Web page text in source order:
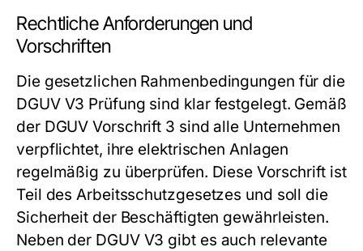
Rechtliche Anforderungen und
Vorschriften
Die gesetzlichen Rahmenbedingungen für die
DGUV V3 Prüfung sind klar festgelegt. Gemäß
der DGUV Vorschrift 3 sind alle Unternehmen
verpflichtet, ihre elektrischen Anlagen
regelmäßig zu überprüfen. Diese Vorschrift ist
Teil des Arbeitsschutzgesetzes und soll die
Sicherheit der Beschäftigten gewährleisten.
Neben der DGUV V3 gibt es auch relevante